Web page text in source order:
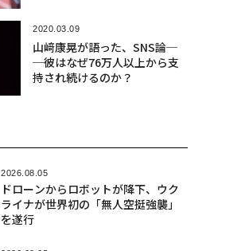
2020.03.09
山﨑康晃が語った、SNS論─
─彼はなぜ76万人以上から支
持され続けるのか？
2026.08.05
ドローンからロボットが降下、ウク
ライナが世界初の「無人空挺強襲」
を遂行